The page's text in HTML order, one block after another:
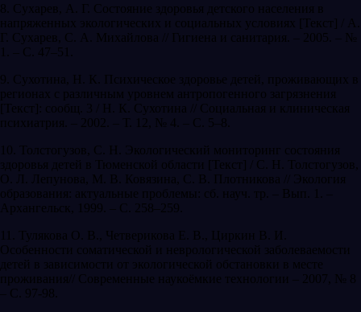
8. Сухарев, А. Г. Состояние здоровья детского населения в
напряженных экологических и социальных условиях [Текст] / А.
Г. Сухарев, С. А. Михайлова // Гигиена и санитария. – 2005. – №
1. – С. 47–51.
9. Сухотина, Н. К. Психическое здоровье детей, проживающих в
регионах с различным уровнем антропогенного загрязнения
[Текст]: сообщ. 3 / Н. К. Сухотина // Социальная и клиническая
психиатрия. – 2002. – Т. 12, № 4. – С. 5–8.
10. Толстогузов, С. Н. Экологический мониторинг состояния
здоровья детей в Тюменской области [Текст] / С. Н. Толстогузов,
О. Л. Лепунова, М. В. Ковязина, С. В. Плотникова // Экология
образования: актуальные проблемы: сб. науч. тр. – Вып. 1. –
Архангельск, 1999. – С. 258–259.
11. Тулякова О. В., Четверикова Е. В., Циркин В. И.
Особенности соматической и неврологической заболеваемости
детей в зависимости от экологической обстановки в месте
проживания// Современные наукоёмкие технологии – 2007, № 8
– С. 97-98.